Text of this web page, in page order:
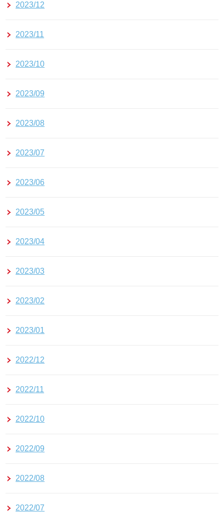
2023/12
2023/11
2023/10
2023/09
2023/08
2023/07
2023/06
2023/05
2023/04
2023/03
2023/02
2023/01
2022/12
2022/11
2022/10
2022/09
2022/08
2022/07